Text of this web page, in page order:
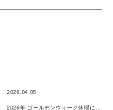
2026.04.05